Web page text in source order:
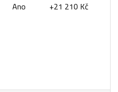
Ano +21 210 Kč